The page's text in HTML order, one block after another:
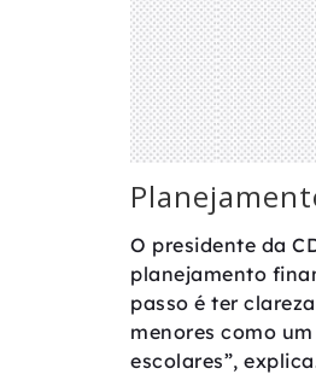
O presidente da
planejamento
passo é ter
menores como
escolares”,